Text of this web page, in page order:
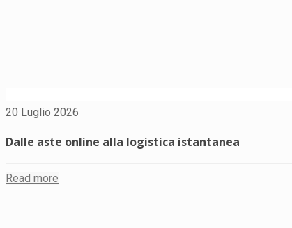
20 Luglio 2026
Dalle aste online alla logistica istantanea
Read more